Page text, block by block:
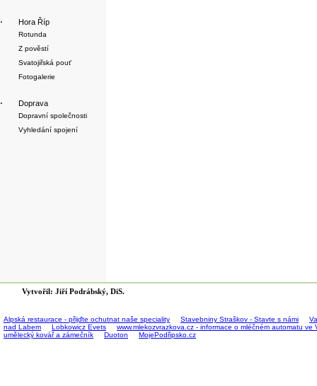
· Hora Říp
Rotunda
Z pověstí
Svatojiřská pouť
Fotogalerie
· Doprava
Dopravní společnosti
Vyhledání spojení
Vytvořil: Jiří Podrábský, DiS.
Alpská restaurace - přijďte ochutnat naše speciality Stavebniny Straškov - Stavte s námi
nad Labem
Lobkowicz Evets
www.mlekozvrazkova.cz - informace o mléčném automatu
umělecký kovář a zámečník
Duoton MojePodřipsko.cz